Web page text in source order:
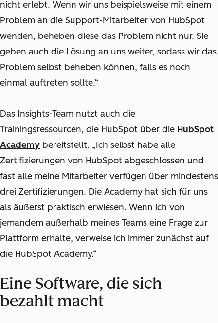
nicht erlebt. Wenn wir uns beispielsweise mit einem
Problem an die Support-Mitarbeiter von HubSpot
wenden, beheben diese das Problem nicht nur. Sie
geben auch die Lösung an uns weiter, sodass wir das
Problem selbst beheben können, falls es noch
einmal auftreten sollte.“
Das Insights-Team nutzt auch die
Trainingsressourcen, die HubSpot über die HubSpot
Academy bereitstellt: „Ich selbst habe alle
Zertifizierungen von HubSpot abgeschlossen und
fast alle meine Mitarbeiter verfügen über mindestens
drei Zertifizierungen. Die Academy hat sich für uns
als äußerst praktisch erwiesen. Wenn ich von
jemandem außerhalb meines Teams eine Frage zur
Plattform erhalte, verweise ich immer zunächst auf
die HubSpot Academy.“
Eine Software, die sich
bezahlt macht